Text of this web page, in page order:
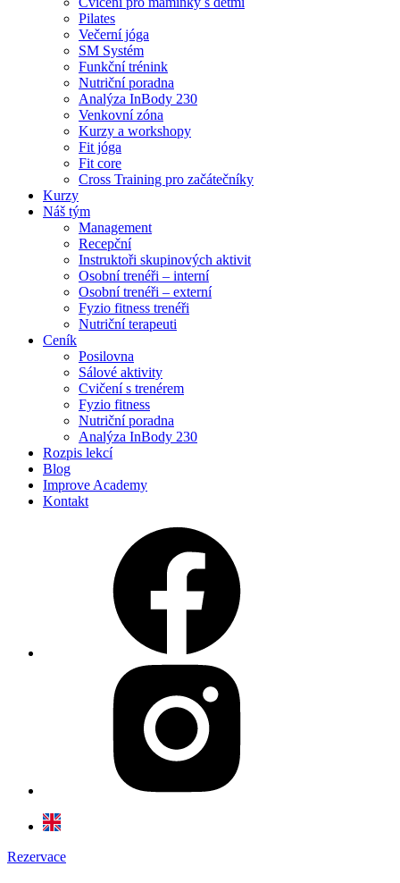
Pilates
Večerní jóga
SM Systém
Funkční trénink
Nutriční poradna
Analýza InBody 230
Venkovní zóna
Kurzy a workshopy
Fit jóga
Fit core
Cross Training pro začátečníky
Kurzy
Náš tým
Management
Recepční
Instruktoři skupinových aktivit
Osobní trenéři – interní
Osobní trenéři – externí
Fyzio fitness trenéři
Nutriční terapeuti
Ceník
Posilovna
Sálové aktivity
Cvičení s trenérem
Fyzio fitness
Nutriční poradna
Analýza InBody 230
Rozpis lekcí
Blog
Improve Academy
Kontakt
Rezervace